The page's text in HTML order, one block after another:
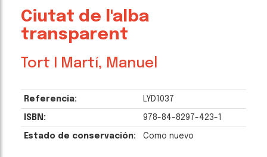
Ciutat de l'alba
transparent
Tort I Martí, Manuel
Referencia: LYD1037
ISBN: 978-84-8297-423-1
Estado de conservación: Como nuevo